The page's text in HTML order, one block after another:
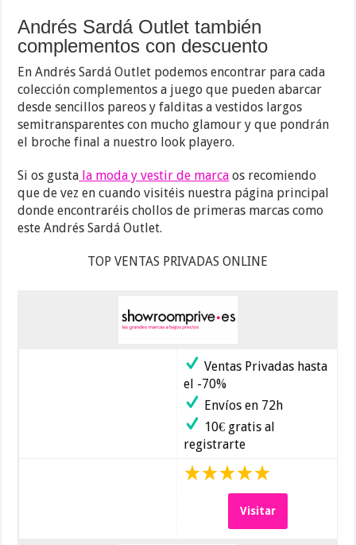
Andrés Sardá Outlet también
complementos con descuento
En Andrés Sardá Outlet podemos encontrar para cada
colección complementos a juego que pueden abarcar
desde sencillos pareos y falditas a vestidos largos
semitransparentes con mucho glamour y que pondrán
el broche final a nuestro look playero.
Si os gusta la moda y vestir de marca os recomiendo
que de vez en cuando visitéis nuestra página principal
donde encontraréis chollos de primeras marcas como
este Andrés Sardá Outlet.
TOP VENTAS PRIVADAS ONLINE
Ventas Privadas hasta
el -70%
Envíos en 72h
10€ gratis al
registrarte
Visitar